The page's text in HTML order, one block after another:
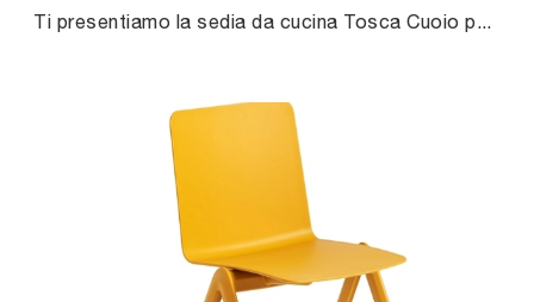
Ti presentiamo la sedia da cucina Tosca Cuoio per ambientazioni moderne, tra le più belle Sedie fisse di Midj.